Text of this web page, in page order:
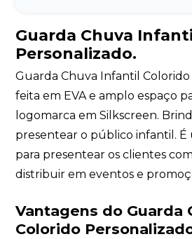
Guarda Chuva
Personalizado.
Guarda Chuva Infantil Colorido
feita em EVA e amplo espaço
logomarca em Silkscreen.
presentear o público infantil. É
para presentear os clientes
distribuir em eventos e
Vantagens do Guarda
Colorido